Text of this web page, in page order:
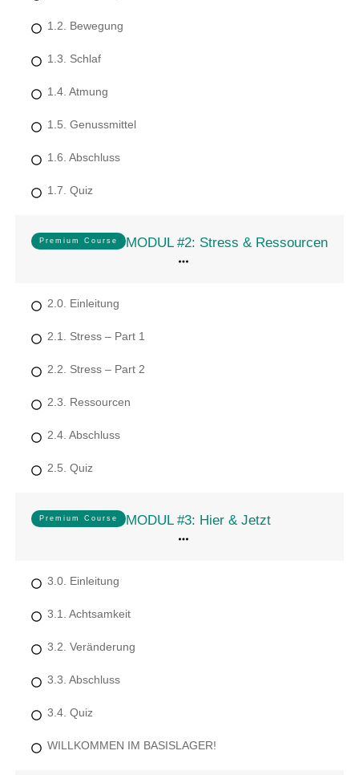
1.2. Bewegung
1.3. Schlaf
1.4. Atmung
1.5. Genussmittel
1.6. Abschluss
1.7. Quiz
Premium Course MODUL #2: Stress & Ressourcen
2.0. Einleitung
2.1. Stress – Part 1
2.2. Stress – Part 2
2.3. Ressourcen
2.4. Abschluss
2.5. Quiz
Premium Course MODUL #3: Hier & Jetzt
3.0. Einleitung
3.1. Achtsamkeit
3.2. Veränderung
3.3. Abschluss
3.4. Quiz
WILLKOMMEN IM BASISLAGER!